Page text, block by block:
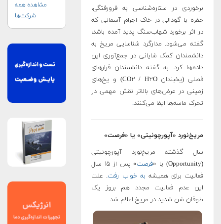
برخوردی در ستاره‌شناسی به فرورفتگی،
حفره یا گودالی در خاک اجرام آسمانی که
در اثر برخورد شهاب‌سنگ پدید آمده باشد،
گفته می‌شود. مدارگرد شناسایی مریخ به
دانشمندان کمک شایانی در جمع‌آوری این
داده‌ها کرد. به گفته دانشمندان فرارهای
فصلی (یخبندان CO۲ / H۲O) و یخ‌های
زمینی در عرض‌های بالاتر نقش مهمی در
تحرک ماسه‌ها ایفا می‌کنند.
مریخ‌نورد «آپورچونیتی» یا «فرصت»
سال گذشته مریخ‌نورد آپورچونیتی
(Opportunity) یا «
فرصت
» پس از ۱۵ سال
فعالیت برای همیشه به خواب رفت. علت
این عدم فعالیت مجدد هم بروز یک
طوفان شن شدید در مریخ اعلام شد.
مشاهده همه
شرکت‌ها